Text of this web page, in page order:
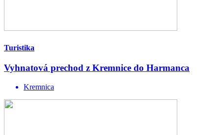
Turistika
Vyhnatová prechod z Kremnice do Harmanca
Kremnica